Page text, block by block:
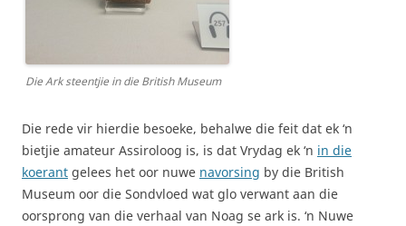
Die Ark steentjie in die British Museum
Die rede vir hierdie besoeke, behalwe die feit dat ek ‘n
bietjie amateur Assiroloog is, is dat Vrydag ek ‘n in die
koerant gelees het oor nuwe navorsing by die British
Museum oor die Sondvloed wat glo verwant aan die
oorsprong van die verhaal van Noag se ark is. ‘n Nuwe